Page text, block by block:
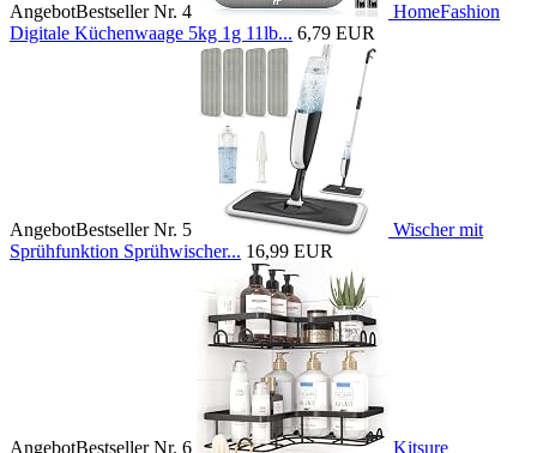
AngebotBestseller Nr. 4
HomeFashion
Digitale Küchenwaage 5kg 1g 11lb... 6,79 EUR
AngebotBestseller Nr. 5
Wischer mit
Sprühfunktion Sprühwischer... 16,99 EUR
AngebotBestseller Nr. 6
Kitsure